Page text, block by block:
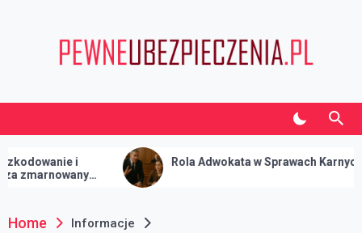
Pewneubezpieczenia.pl
i
Rola Adwokata w Sprawach Karnych
Home
Informacje